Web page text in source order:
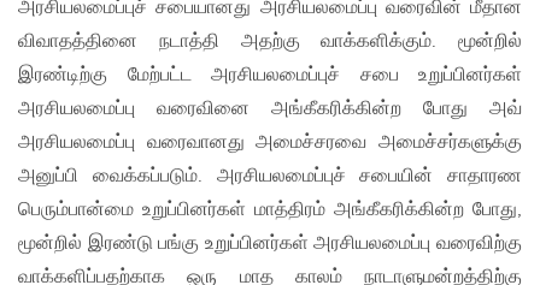
அரசியலமைப்புச் சபையானது அரசியலமைப்பு வரைவின் மீதான
விவாதத்தினை நடாத்தி அதற்கு வாக்களிக்கும். மூன்றில்
இரண்டிற்கு மேற்பட்ட அரசியலமைப்புச் சபை உறுப்பினர்கள்
அரசியலமைப்பு வரைவினை அங்கீகரிக்கின்ற போது அவ்
அரசியலமைப்பு வரைவானது அமைச்சரவை அமைச்சர்களுக்கு
அனுப்பி வைக்கப்படும். அரசியலமைப்புச் சபையின் சாதாரண
பெரும்பான்மை உறுப்பினர்கள் மாத்திரம் அங்கீகரிக்கின்ற போது,
மூன்றில் இரண்டு பங்கு உறுப்பினர்கள் அரசியலமைப்பு வரைவிற்கு
வாக்களிப்பதற்காக ஒரு மாத காலம் நாடாளுமன்றத்திற்கு